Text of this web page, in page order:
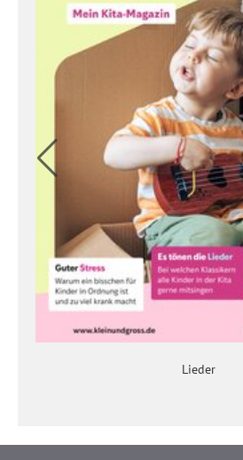
Lieder